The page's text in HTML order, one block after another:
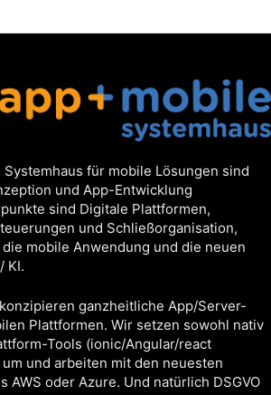
für mobile Lösungen sind
und App-Entwicklung
sind Digitale Plattformen,
und Schließorganisation,
mobile Anwendung und die neuen
KI.
ganzheitliche App/Server-
Plattformen. Wir setzen sowohl nativ
Tools (ionic/Angular/react
und arbeiten mit den neuesten
AWS oder Azure. Und natürlich DSGVO